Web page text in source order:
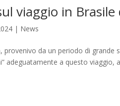
viaggio in Brasile
| News
provenivo da un periodo di grande
adeguatamente a questo